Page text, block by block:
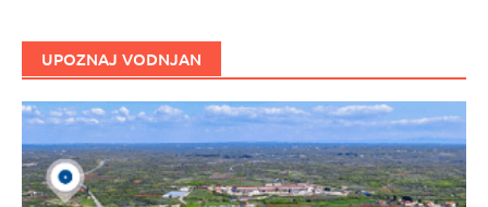
UPOZNAJ VODNJAN